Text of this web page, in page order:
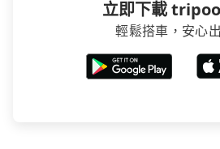
立即下載
輕鬆搭車，安心